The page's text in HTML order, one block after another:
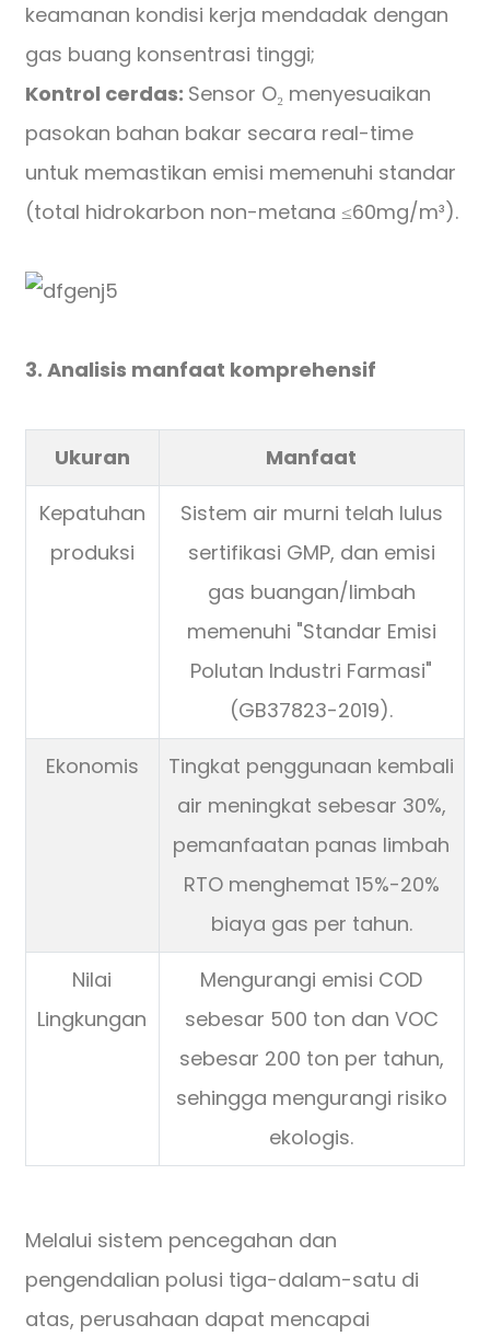
keamanan kondisi kerja mendadak dengan
gas buang konsentrasi tinggi;
Kontrol cerdas: Sensor O₂ menyesuaikan
pasokan bahan bakar secara real-time
untuk memastikan emisi memenuhi standar
(total hidrokarbon non-metana ≤60mg/m³).
3. Analisis manfaat komprehensif
Ukuran Manfaat
Kepatuhan
produksi
Sistem air murni telah lulus
sertifikasi GMP, dan emisi
gas buangan/limbah
memenuhi "Standar Emisi
Polutan Industri Farmasi"
(GB37823-2019).
Ekonomis
Tingkat penggunaan kembali
air meningkat sebesar 30%,
pemanfaatan panas limbah
RTO menghemat 15%-20%
biaya gas per tahun.
Nilai
Lingkungan
Mengurangi emisi COD
sebesar 500 ton dan VOC
sebesar 200 ton per tahun,
sehingga mengurangi risiko
ekologis.
Melalui sistem pencegahan dan
pengendalian polusi tiga-dalam-satu di
atas, perusahaan dapat mencapai